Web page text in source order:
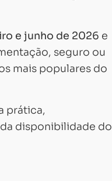
e junho de 2026 e
seguro ou
mais populares do
prática,
disponibilidade do